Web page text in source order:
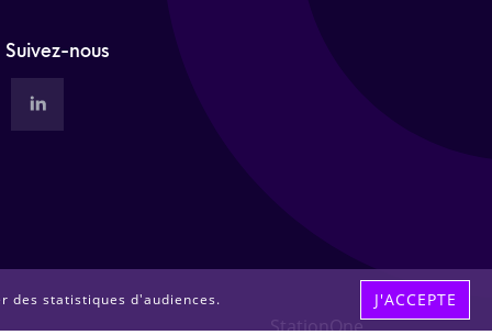
des statistiques d'audiences. J'ACCEPTE
Suivez-nous
StationOne